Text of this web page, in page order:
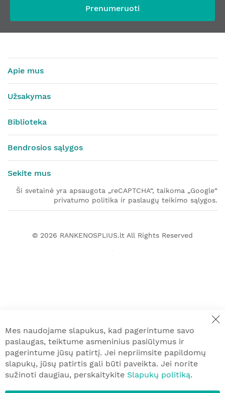
Prenumeruoti
Apie mus
Užsakymas
Biblioteka
Bendrosios sąlygos
Sekite mus
Ši svetainė yra apsaugota „reCAPTCHA“, taikoma „Google“
privatumo politika ir paslaugų teikimo sąlygos.
© 2026 RANKENOSPLIUS.lt All Rights Reserved
Mes naudojame slapukus, kad pagerintume savo
paslaugas, teiktume asmeninius pasiūlymus ir
pagerintume jūsų patirtį. Jei nepriimsite papildomų
slapukų, jūsų patirtis gali būti paveikta. Jei norite
sužinoti daugiau, perskaitykite Slapukų politiką.